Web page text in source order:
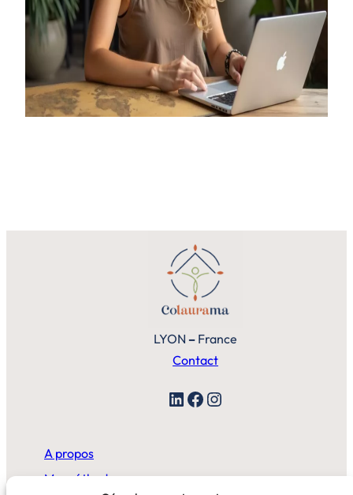
LYON – France
Contact
LinkedIn Facebook Instagram
A propos
Ma méthode